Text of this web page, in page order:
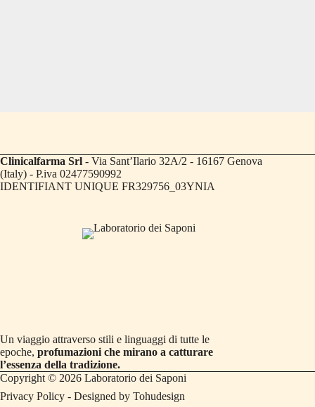
Clinicalfarma Srl - Via Sant’Ilario 32A/2 - 16167 Genova
(Italy) - P.iva 02477590992
IDENTIFIANT UNIQUE FR329756_03YNIA
Un viaggio attraverso stili e linguaggi di tutte le
epoche, profumazioni che mirano a catturare
l’essenza della tradizione.
Copyright © 2026 Laboratorio dei Saponi
Privacy Policy - Designed by Tohudesign